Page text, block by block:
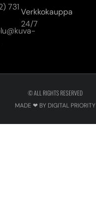
731Verkkokauppa
24/7
© ALL RIGHTS RESERVED
MADE ❤ BY DIGITAL PRIORITY